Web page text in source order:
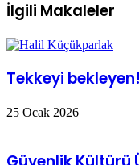
İlgili Makaleler
Tekkeyi bekleyen!
25 Ocak 2026